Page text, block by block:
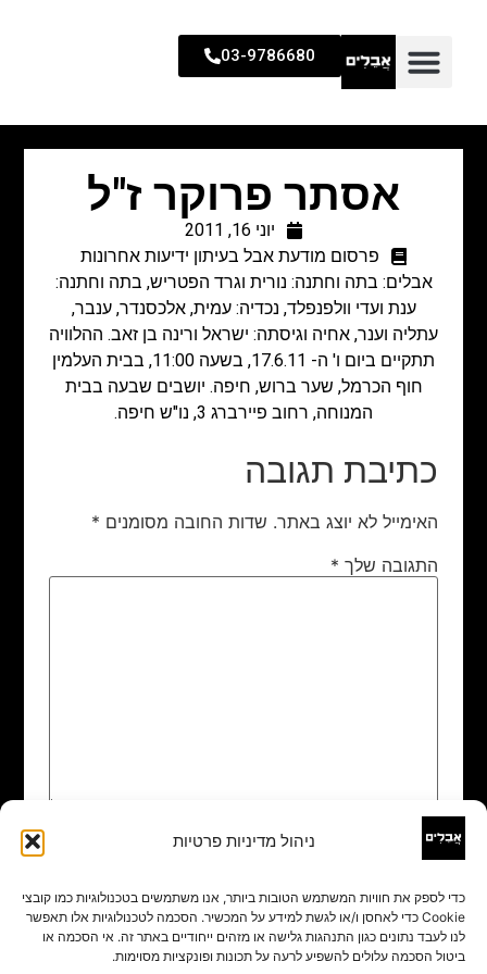
ניהול מדיניות פרטיות
כדי לספק את חוויות המשתמש הטובות ביותר, אנו משתמשים בטכנולוגיות כמו קובצי
Cookie כדי לאחסן ו/או לגשת למידע על המכשיר. הסכמה לטכנולוגיות אלו תאפשר
לנו לעבד נתונים כגון התנהגות גלישה או מזהים ייחודיים באתר זה. אי הסכמה או
ביטול הסכמה עלולים להשפיע לרעה על תכונות ופונקציות מסוימות.
03-9786680
אסתר פרוקר ז"ל
יוני 16, 2011
פרסום מודעת אבל בעיתון ידיעות אחרונות
אבלים: בתה וחתנה: נורית וגרד הפטריש, בתה וחתנה:
ענת ועדי וולפנפלד, נכדיה: עמית, אלכסנדר, ענבר,
עתליה וענר, אחיה וגיסתה: ישראל ורינה בן זאב. ההלוויה
תתקיים ביום ו' ה- 17.6.11, בשעה 11:00, בבית העלמין
חוף הכרמל, שער ברוש, חיפה. יושבים שבעה בבית
המנוחה, רחוב פיירברג 3, נו"ש חיפה.
כתיבת תגובה
האימייל לא יוצג באתר. שדות החובה מסומנים *
התגובה שלך *
שם
אימייל*